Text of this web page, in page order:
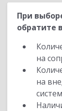
При
обратите
на
на